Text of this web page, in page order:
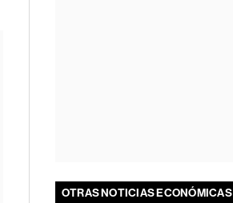
OTRAS NOTICIAS ECONÓMICAS